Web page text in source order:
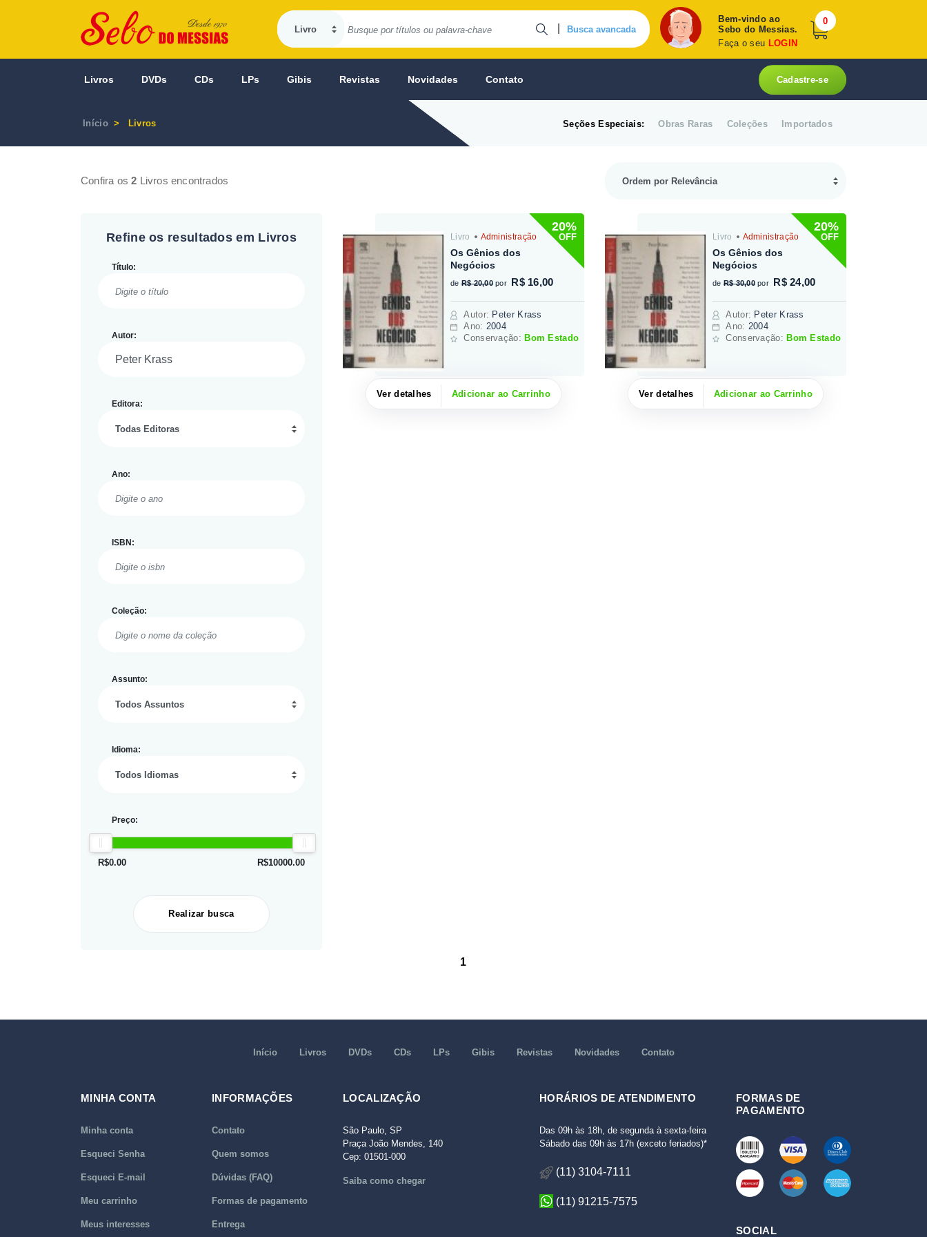
Busca avancada
Bem-vindo ao
Sebo do Messias.
Faça o seu LOGIN
0
Livros DVDs CDs LPs Gibis Revistas Novidades Contato Cadastre-se
Início Livros Seções Especiais: Obras Raras Coleções Importados
Confira os2 Livros encontrados
Refine os resultados em Livros
Título:
Autor:
Editora:
Ano:
ISBN:
Coleção:
Assunto:
Idioma:
Preço:
R$0.00 R$10000.00
20%
OFF
Livro Administração
Os Gênios dos
Negócios
de R$ 20,00 por R$ 16,00
Autor: Peter Krass
Ano: 2004
Conservação: Bom Estado
Ver detalhes Adicionar ao Carrinho
20%
OFF
Livro Administração
Os Gênios dos
Negócios
de R$ 30,00 por R$ 24,00
Autor: Peter Krass
Ano: 2004
Conservação: Bom Estado
Ver detalhes Adicionar ao Carrinho
1
Início Livros DVDs CDs LPs Gibis Revistas Novidades Contato
MINHA CONTA
Minha conta
Esqueci Senha
Esqueci E-mail
Meu carrinho
Meus interesses
INFORMAÇÕES
Contato
Quem somos
Dúvidas (FAQ)
Formas de pagamento
Entrega
LOCALIZAÇÃO
São Paulo, SP
Praça João Mendes, 140
Cep: 01501-000
Saiba como chegar
HORÁRIOS DE ATENDIMENTO
Das 09h às 18h, de segunda à sexta-feira
Sábado das 09h às 17h (exceto feriados)*
(11) 3104-7111
(11) 91215-7575
FORMAS DE
PAGAMENTO
SOCIAL